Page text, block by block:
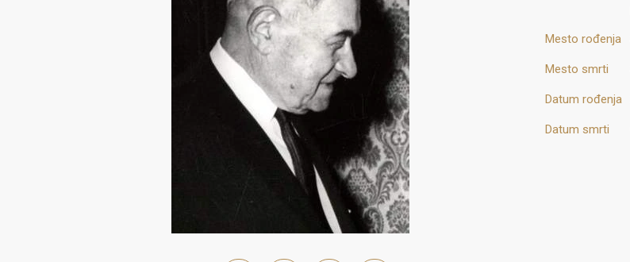
Mesto rođenja
Mesto smrti
Datum rođenja
Datum smrti